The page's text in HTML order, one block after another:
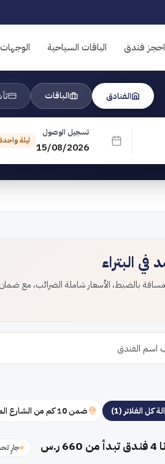
احجز فندق الباقات السياحية الوجهات
الفنادق الباقات
تسجيل الوصول
15/08/2026
ليلة واحدة
البتراء
بالضبط، الأسعار شاملة الضرائب، مع
كل الفلاتر (1) ضمن 10 كم من الشارع المعمد (وُسِّع تلقائياً)
4فندق تبدأ من 660 ر.س جارٍ